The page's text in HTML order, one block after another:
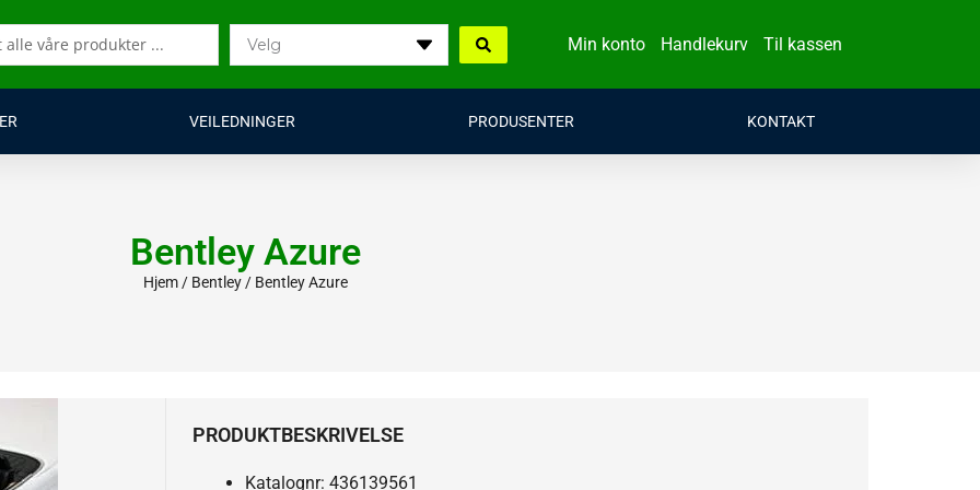
Min konto Handlekurv Til kassen
VEILEDNINGER PRODUSENTER KONTAKT
Bentley Azure
Hjem/ Bentley/ Bentley Azure
PRODUKTBESKRIVELSE
Katalognr: 436139561